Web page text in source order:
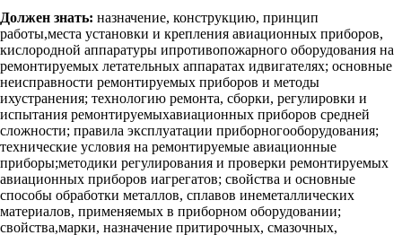
Должен знать: назначение, конструкцию, принцип
работы,места установки и крепления авиационных приборов,
кислородной аппаратуры ипротивопожарного оборудования на
ремонтируемых летательных аппаратах идвигателях; основные
неисправности ремонтируемых приборов и методы
ихустранения; технологию ремонта, сборки, регулировки и
испытания ремонтируемыхавиационных приборов средней
сложности; правила эксплуатации приборногооборудования;
технические условия на ремонтируемые авиационные
приборы;методики регулирования и проверки ремонтируемых
авиационных приборов иагрегатов; свойства и основные
способы обработки металлов, сплавов инеметаллических
материалов, применяемых в приборном оборудовании;
свойства,марки, назначение притирочных, смазочных,